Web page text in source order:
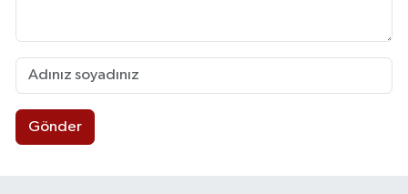
Gönder